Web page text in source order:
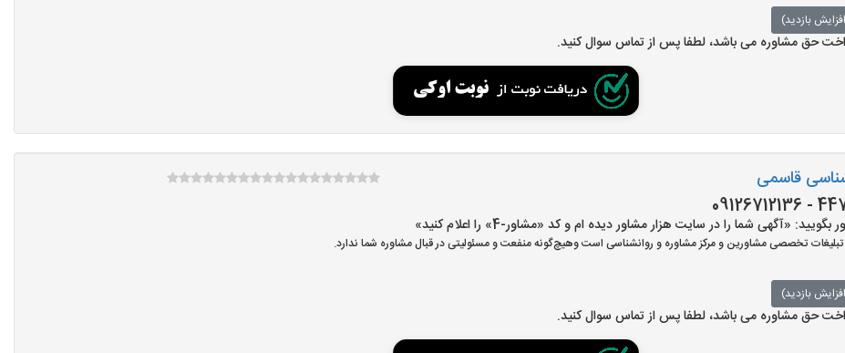
بازدید)
حق مشاوره می باشد، لطفا پس از تماس سوال کنید.
قاسمی
«آگهی شما را در سایت هزار مشاور دیده ام و کد «مشاور-4» را اعلام کنید»
تخصصی مشاورین و مرکز مشاوره و روانشناسی است وهیچ‌گونه منفعت و مسئولیتی در قبال مشاوره شما ندارد.
بازدید)
حق مشاوره می باشد، لطفا پس از تماس سوال کنید.